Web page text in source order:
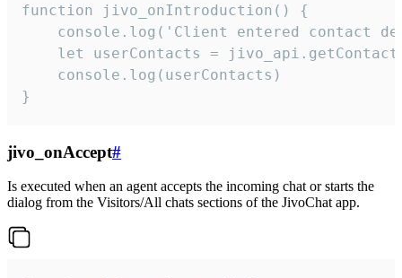
function jivo_onIntroduction() {
console.log('Client entered contact
let userContacts =
    console.log(userContacts)
}
jivo_onAccept#
Is executed when an agent accepts the incoming chat or starts the
dialog from the Visitors/All chats sections of the JivoChat app.